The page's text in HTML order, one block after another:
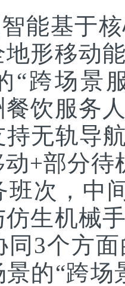
能基于
地形移动
“跨场景
饮服务
持无轨导
+部分待
班次，中
生机械
同3个方
的“跨